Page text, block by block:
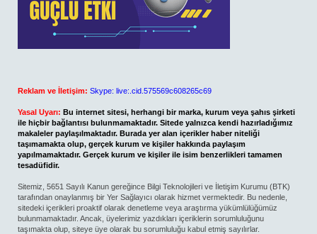
Reklam ve İletişim: Skype: live:.cid.575569c608265c69
Yasal Uyarı: Bu internet sitesi, herhangi bir marka, kurum veya şahıs şirketi
ile hiçbir bağlantısı bulunmamaktadır. Sitede yalnızca kendi hazırladığımız
makaleler paylaşılmaktadır. Burada yer alan içerikler haber niteliği
taşımamakta olup, gerçek kurum ve kişiler hakkında paylaşım
yapılmamaktadır. Gerçek kurum ve kişiler ile isim benzerlikleri tamamen
tesadüfidir.
Sitemiz, 5651 Sayılı Kanun gereğince Bilgi Teknolojileri ve İletişim Kurumu (BTK)
tarafından onaylanmış bir Yer Sağlayıcı olarak hizmet vermektedir. Bu nedenle,
sitedeki içerikleri proaktif olarak denetleme veya araştırma yükümlülüğümüz
bulunmamaktadır. Ancak, üyelerimiz yazdıkları içeriklerin sorumluluğunu
taşımakta olup, siteye üye olarak bu sorumluluğu kabul etmiş sayılırlar.